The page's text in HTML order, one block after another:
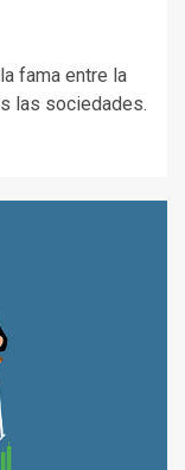
fama entre la
las sociedades.